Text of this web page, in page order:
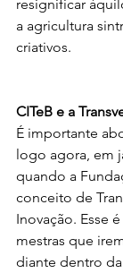
resignificar
a agricultura
criativos.
CITeB e a
É importante
logo agora, em
quando a
conceito de
Inovação. Esse
mestras que
diante dentro